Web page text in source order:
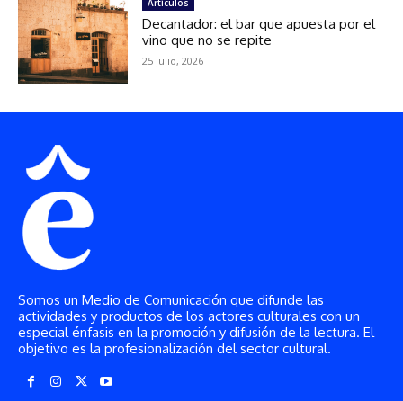
Somos un Medio de Comunicación que difunde las
actividades y productos de los actores culturales con un
especial énfasis en la promoción y difusión de la lectura. El
objetivo es la profesionalización del sector cultural.